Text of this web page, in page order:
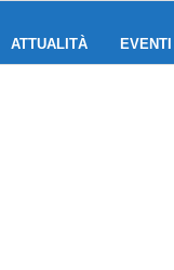
ATTUALITÀ EVENTI